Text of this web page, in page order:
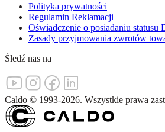
Polityka prywatności
Regulamin Reklamacji
Oświadczenie o posiadaniu statusu
Zasady przyjmowania zwrotów
Śledź nas na
Caldo © 1993-2026. Wszystkie prawa